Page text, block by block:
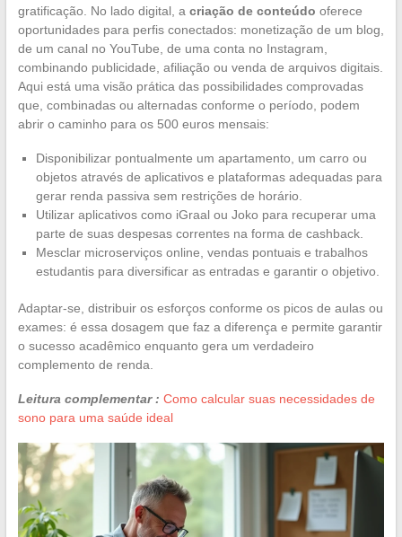
gratificação. No lado digital, a criação de conteúdo oferece
oportunidades para perfis conectados: monetização de um blog,
de um canal no YouTube, de uma conta no Instagram,
combinando publicidade, afiliação ou venda de arquivos digitais.
Aqui está uma visão prática das possibilidades comprovadas
que, combinadas ou alternadas conforme o período, podem
abrir o caminho para os 500 euros mensais:
Disponibilizar pontualmente um apartamento, um carro ou
objetos através de aplicativos e plataformas adequadas para
gerar renda passiva sem restrições de horário.
Utilizar aplicativos como iGraal ou Joko para recuperar uma
parte de suas despesas correntes na forma de cashback.
Mesclar microserviços online, vendas pontuais e trabalhos
estudantis para diversificar as entradas e garantir o objetivo.
Adaptar-se, distribuir os esforços conforme os picos de aulas ou
exames: é essa dosagem que faz a diferença e permite garantir
o sucesso acadêmico enquanto gera um verdadeiro
complemento de renda.
Leitura complementar : Como calcular suas necessidades de
sono para uma saúde ideal